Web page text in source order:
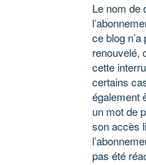
Le nom de
ce blog n’a
renouvelé,
cette
certains
également
un mot de
son accès
pas été